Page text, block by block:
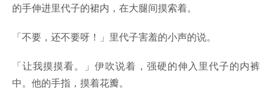
的手伸进里代子的裙内，在大腿间摸索着。
「不要，还不要呀！」里代子害羞的小声的说。
「让我摸摸看。」伊吹说着，强硬的伸入里代子的内裤
中。他的手指，摸着花瓣。